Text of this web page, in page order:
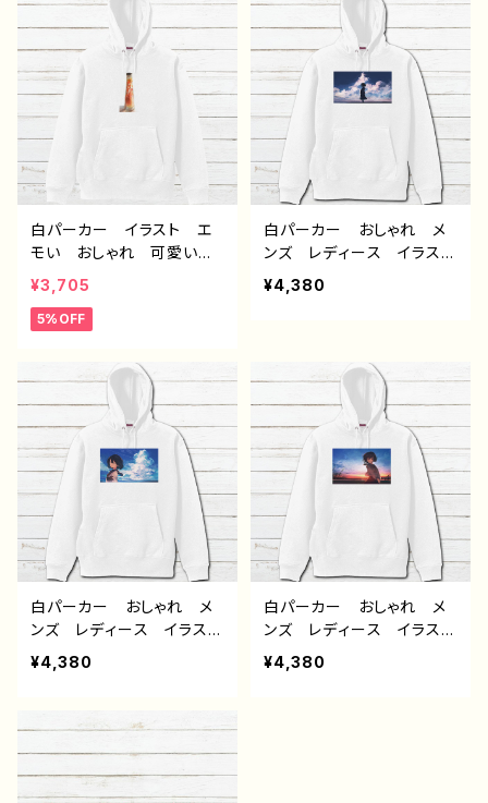
面印刷 タイトル：フェアリ
ウム(紫) 作：アナ F-5
デザイン グッズ 片面印
刷 タイトル：フェアリウム
(青) 作：アナ F-5
白パーカー イラスト エ
モい おしゃれ 可愛い女
の子 メンズ レディー
ス おすすめ 個性的 人
気 イラストレーター クリ
ル デザイン グッズ 片
面印刷 タイトル： フェアリ
ウム(橙) 作：アナ F-5
¥3,705
5%OFF
白パーカー おしゃれ メ
ンズ レディース イラス
ト エモい 可愛い女の
子 かわいい おしゃれ
ト 黒髪 ボブヘア ショ
ートカット 風景 綺麗
景色 美しい ノスタルジ
ック 個性的 おすすめ
人気 イラストレーター
絵師 オリジナル デザイ
ン グッズ 片面印刷 タ
イトル：群青 作：みふる
¥4,380
白パーカー おしゃれ メ
ンズ レディース イラス
ト エモい 可愛い女の
子 かわいい おしゃれ
ーラー服 黒髪 ボブヘ
綺麗 景色 美しい ノス
タルジック 個性的 おす
¥4,380
白パーカー おしゃれ メ
ンズ レディース イラス
ト エモい 可愛い女の
子 かわいい おしゃれ
¥4,380